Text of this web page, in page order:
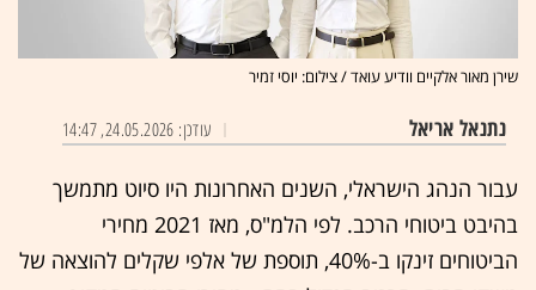
שירן מאור אלקיים וודיע עואד / צילום: יוסי זמיר
נתנאל אריאל עודכן: 24.05.2026, 14:47
עבור הנהג הישראלי, השנים האחרונות היו סיוט מתמשך
בהיבט ביטוחי הרכב. לפי הלמ"ס, מאז 2021 מחירי
הביטוחים זינקו ב-40%, תוספת של אלפי שקלים להוצאה של